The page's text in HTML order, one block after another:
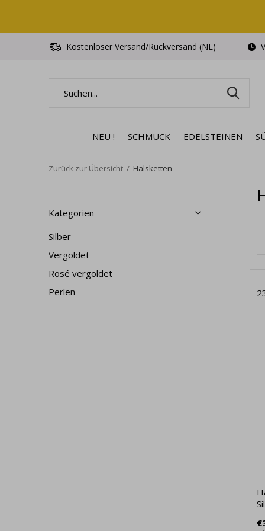
NEU ! SCHMUCK EDELSTEINEN
Kostenloser Versand/Rückversand (NL)
Zurück zur Übersicht Halsketten
Kategorien
Silber
Vergoldet
Rosé vergoldet
Perlen